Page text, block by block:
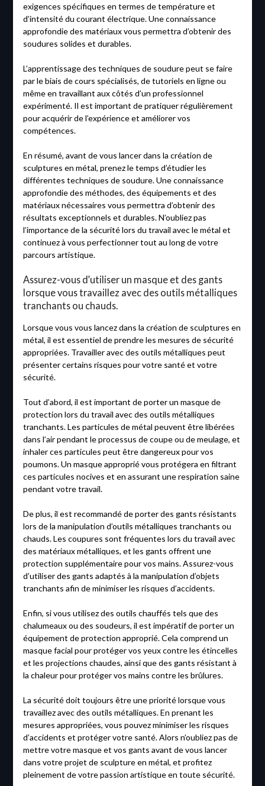
exigences spécifiques en termes de température et
d’intensité du courant électrique. Une connaissance
approfondie des matériaux vous permettra d’obtenir des
soudures solides et durables.
L’apprentissage des techniques de soudure peut se faire
par le biais de cours spécialisés, de tutoriels en ligne ou
même en travaillant aux côtés d’un professionnel
expérimenté. Il est important de pratiquer régulièrement
pour acquérir de l’expérience et améliorer vos
compétences.
En résumé, avant de vous lancer dans la création de
sculptures en métal, prenez le temps d’étudier les
différentes techniques de soudure. Une connaissance
approfondie des méthodes, des équipements et des
matériaux nécessaires vous permettra d’obtenir des
résultats exceptionnels et durables. N’oubliez pas
l’importance de la sécurité lors du travail avec le métal et
continuez à vous perfectionner tout au long de votre
parcours artistique.
Assurez-vous d’utiliser un masque et des gants
lorsque vous travaillez avec des outils métalliques
tranchants ou chauds.
Lorsque vous vous lancez dans la création de sculptures en
métal, il est essentiel de prendre les mesures de sécurité
appropriées. Travailler avec des outils métalliques peut
présenter certains risques pour votre santé et votre
sécurité.
Tout d’abord, il est important de porter un masque de
protection lors du travail avec des outils métalliques
tranchants. Les particules de métal peuvent être libérées
dans l’air pendant le processus de coupe ou de meulage, et
inhaler ces particules peut être dangereux pour vos
poumons. Un masque approprié vous protégera en filtrant
ces particules nocives et en assurant une respiration saine
pendant votre travail.
De plus, il est recommandé de porter des gants résistants
lors de la manipulation d’outils métalliques tranchants ou
chauds. Les coupures sont fréquentes lors du travail avec
des matériaux métalliques, et les gants offrent une
protection supplémentaire pour vos mains. Assurez-vous
d’utiliser des gants adaptés à la manipulation d’objets
tranchants afin de minimiser les risques d’accidents.
Enfin, si vous utilisez des outils chauffés tels que des
chalumeaux ou des soudeurs, il est impératif de porter un
équipement de protection approprié. Cela comprend un
masque facial pour protéger vos yeux contre les étincelles
et les projections chaudes, ainsi que des gants résistant à
la chaleur pour protéger vos mains contre les brûlures.
La sécurité doit toujours être une priorité lorsque vous
travaillez avec des outils métalliques. En prenant les
mesures appropriées, vous pouvez minimiser les risques
d’accidents et protéger votre santé. Alors n’oubliez pas de
mettre votre masque et vos gants avant de vous lancer
dans votre projet de sculpture en métal, et profitez
pleinement de votre passion artistique en toute sécurité.